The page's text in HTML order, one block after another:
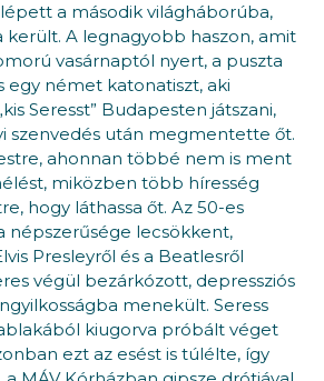
a második világháborúba,
került. A legnagyobb haszon, amit
vasárnaptól nyert, a puszta
egy német katonatiszt, aki
Seresst” Budapesten játszani,
szenvedés után megmentette őt.
ahonnan többé nem is ment
miközben több híresség
hogy láthassa őt. Az 50-es
népszerűsége lecsökkent,
Presleyről és a Beatlesről
végül bezárkózott, depressziós
menekült. Seress
kiugorva próbált véget
ezt az esést is túlélte, így